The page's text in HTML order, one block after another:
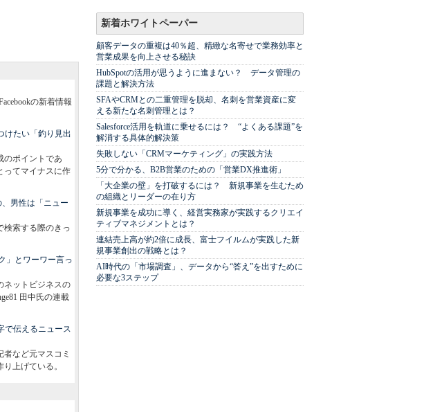
の新着情報
けたい「釣り見出
のポイントであ
ってマイナスに作
男性は「ニュー
検索する際のきっ
」とワーワー言っ
ネットビジネスの
田中氏の連載
で伝えるニュース
など元マスコミ
上げている。
新着ホワイトペーパー
顧客データの重複は40％超、精緻な名寄せで業務効率と
営業成果を向上させる秘訣
HubSpotの活用が思うように進まない？ データ管理の
課題と解決方法
SFAやCRMとの二重管理を脱却、名刺を営業資産に変
える新たな名刺管理とは？
Salesforce活用を軌道に乗せるには？ “よくある課題”を
解消する具体的解決策
失敗しない「CRMマーケティング」の実践方法
5分で分かる、B2B営業のための「営業DX推進術」
「大企業の壁」を打破するには？ 新規事業を生むため
の組織とリーダーの在り方
新規事業を成功に導く、経営実務家が実践するクリエイ
ティブマネジメントとは？
連結売上高が約2倍に成長、富士フイルムが実践した新
規事業創出の戦略とは？
AI時代の「市場調査」、データから“答え”を出すために
必要な3ステップ